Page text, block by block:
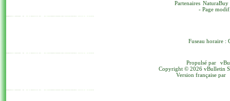
Partenaires NaturaBuy
- Page
Fuseau horaire :
Propulsé par
Copyright © 2026 vBulletin
Version française par